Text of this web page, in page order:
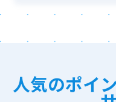
人気のポイ